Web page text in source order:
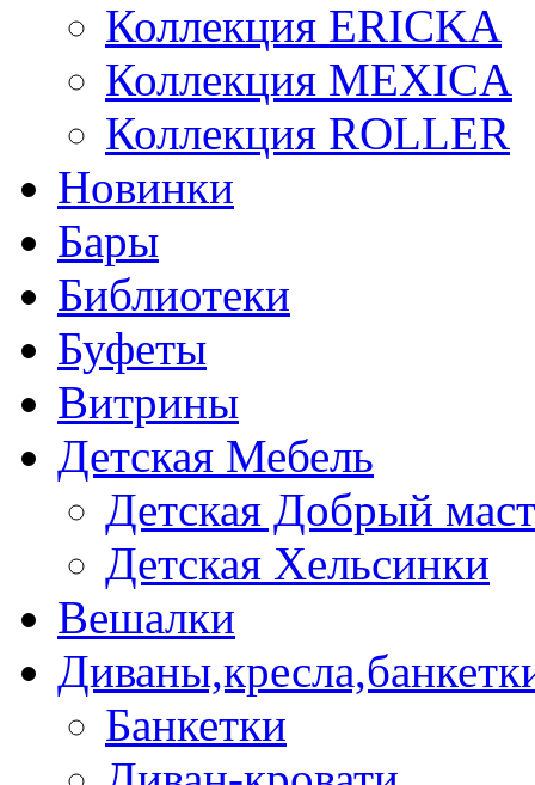
Коллекция ERICKA
Коллекция MEXICA
Коллекция ROLLER
Новинки
Бары
Библиотеки
Буфеты
Витрины
Детская Мебель
Детская Добрый
Детская Хельсинки
Вешалки
Банкетки